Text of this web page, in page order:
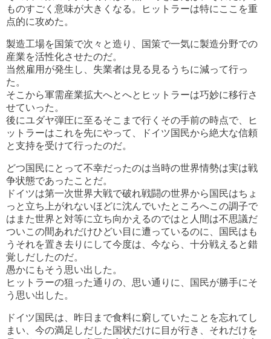
ものすごく意味が大きくなる。ヒットラーは特にここを重
点的に攻めた。
製造工場を国策で次々と造り、国策で一気に製造分野での
産業を活性化させたのだ。
当然雇用が発生し、失業者は見る見るうちに減って行っ
た。
そこから軍需産業拡大へとへとヒットラーは巧妙に移行さ
せていった。
後にユダヤ弾圧に至るそこまで行くその手前の時点で、ヒ
ットラーはこれを先にやって、ドイツ国民から絶大な信頼
と支持を受けて行ったのだ。
どつ国民にとって不幸だったのは当時の世界情勢は実は戦
争状態であったことだ。
ドイツは第一次世界大戦で破れ戦闘の世界から国民はちょ
っと立ち上がれないほどに沈んでいたところへこの調子で
はまた世界と対等に立ち向かえるのではと人間は不思議だ
ついこの間あれだけひどい目に遭っているのに、国民はも
うそれを置き去りにして今度は、今なら、十分戦えると錯
覚しだしたのだ。
愚かにもそう思い出した。
ヒットラーの狙った通りの、思い通りに、国民が勝手にそ
う思い出した。
ドイツ国民は、昨日まで食料に窮していたことを忘れてし
まい、今の満足しだした国状だけに目が行き、それだけを